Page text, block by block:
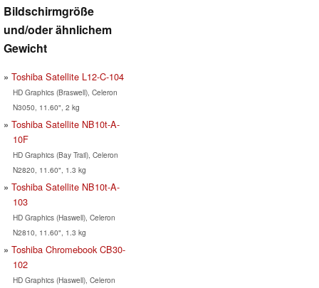
Bildschirmgröße
und/oder ähnlichem
Gewicht
Toshiba Satellite L12-C-104
HD Graphics (Braswell), Celeron
N3050, 11.60", 2 kg
Toshiba Satellite NB10t-A-
10F
HD Graphics (Bay Trail), Celeron
N2820, 11.60", 1.3 kg
Toshiba Satellite NB10t-A-
103
HD Graphics (Haswell), Celeron
N2810, 11.60", 1.3 kg
Toshiba Chromebook CB30-
102
HD Graphics (Haswell), Celeron